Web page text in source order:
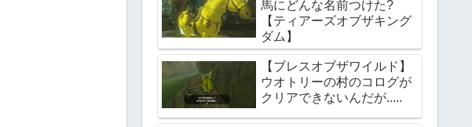
馬にどんな名前つけた?
【ティアーズオブザキング
ダム】
【ブレスオブザワイルド】
ウオトリーの村のコログが
クリアできないんだが.....